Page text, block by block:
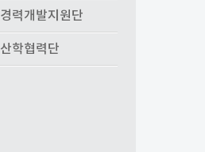
경력개발지원단
산학협력단